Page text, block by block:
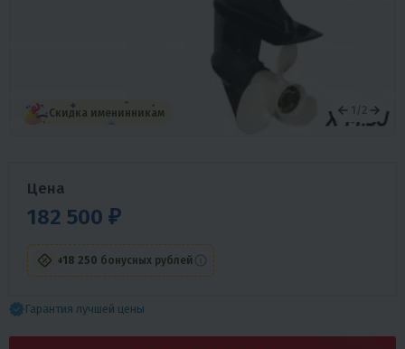
Скидка именинникам / 2
Гарантия лучшей цены
Цена
182 500 ₽
+18 250 бонусных рублей